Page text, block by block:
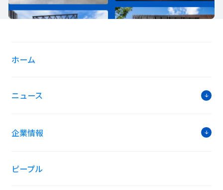
ホーム
ニュース
企業情報
ピープル